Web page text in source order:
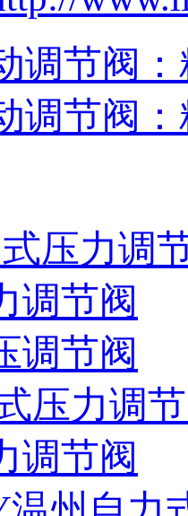
调节阀
调节阀
压力调
调节阀
调节阀
压力调
调节阀